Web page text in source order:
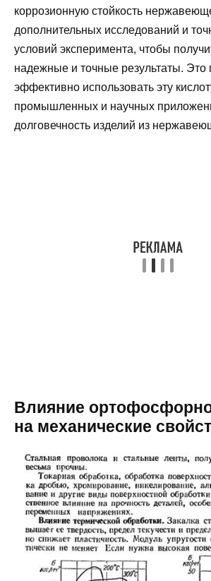
коррозионную стойкость
дополнительных исследований и
условий эксперимента, чтобы
надежные и точные результаты. Это
эффективно использовать эту
промышленных и научных
долговечность изделий из
Влияние
на механические